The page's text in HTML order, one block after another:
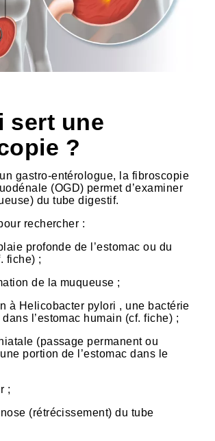
sert une
?
gastro-entérologue, la fibroscopie
(OGD) permet d’examiner
du tube digestif.
rechercher :
profonde de l’estomac ou du
fiche) ;
de la muqueuse ;
à Helicobacter pylori , une bactérie
l’estomac humain (cf. fiche) ;
(passage permanent ou
portion de l’estomac dans le
;
(rétrécissement) du tube